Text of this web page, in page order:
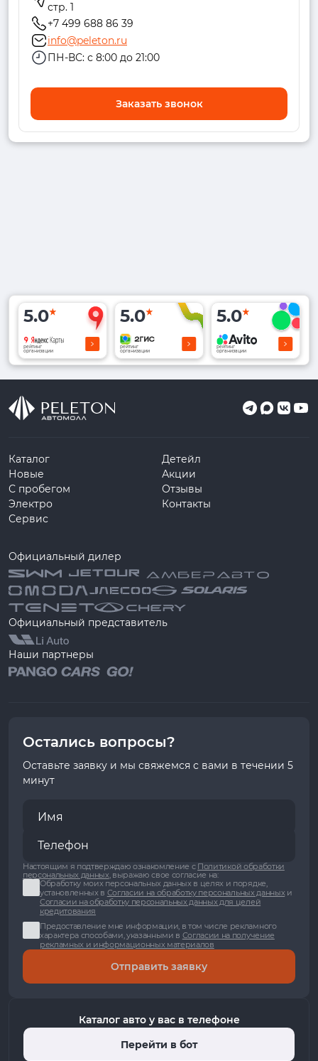
стр. 1
+7 499 688 86 39
info@peleton.ru
ПН-ВС: с 8:00 до 21:00
Заказать звонок
5.0
рейтинг
организации
5.0
рейтинг
организации
5.0
рейтинг
организации
Каталог
Новые
С пробегом
Электро
Сервис
Детейл
Акции
Отзывы
Контакты
Официальный дилер
Официальный представитель
Наши партнеры
Остались вопросы?
Оставьте заявку и мы свяжемся с вами в течении 5
минут
Настоящим я подтверждаю ознакомление с Политикой обработки
персональных данных, выражаю свое согласие на:
Обработку моих персональных данных в целях и порядке,
установленных в Согласии на обработку персональных данныхи
Согласии на обработку персональных данных для целей
кредитования
Предоставление мне информации, в том числе рекламного
характера способами, указанными в Согласии на получение
рекламных и информационных материалов
Отправить заявку
Каталог авто у вас в телефоне
Перейти в бот